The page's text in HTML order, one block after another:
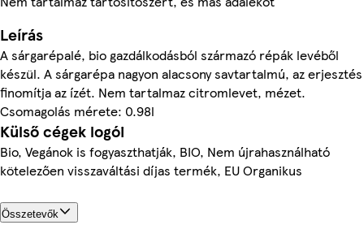
Leírás
A sárgarépalé, bio gazdálkodásból származó répák levéből
készül. A sárgarépa nagyon alacsony savtartalmú, az erjesztés
finomítja az ízét. Nem tartalmaz citromlevet, mézet.
Csomagolás mérete: 0.98l
Külső cégek logói
Bio, Vegánok is fogyaszthatják, BIO, Nem újrahasználható
kötelezően visszaváltási díjas termék, EU Organikus
Összetevők